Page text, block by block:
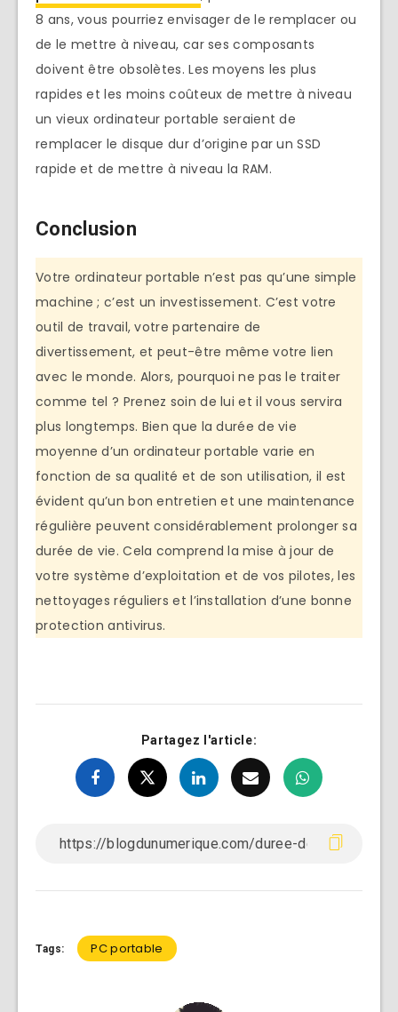
8 ans, vous pourriez envisager de le remplacer ou
de le mettre à niveau, car ses composants
doivent être obsolètes. Les moyens les plus
rapides et les moins coûteux de mettre à niveau
un vieux ordinateur portable seraient de
remplacer le disque dur d’origine par un SSD
rapide et de mettre à niveau la RAM.
Conclusion
Votre ordinateur portable n’est pas qu’une simple
machine ; c’est un investissement. C’est votre
outil de travail, votre partenaire de
divertissement, et peut-être même votre lien
avec le monde. Alors, pourquoi ne pas le traiter
comme tel ? Prenez soin de lui et il vous servira
plus longtemps. Bien que la durée de vie
moyenne d’un ordinateur portable varie en
fonction de sa qualité et de son utilisation, il est
évident qu’un bon entretien et une maintenance
régulière peuvent considérablement prolonger sa
durée de vie. Cela comprend la mise à jour de
votre système d’exploitation et de vos pilotes, les
nettoyages réguliers et l’installation d’une bonne
protection antivirus.
Partagez l'article:
Tags: PC portable